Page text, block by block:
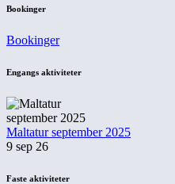
Bookinger
Bookinger
Engangs aktiviteter
Maltatur september 2025
9 sep 26
Faste aktiviteter